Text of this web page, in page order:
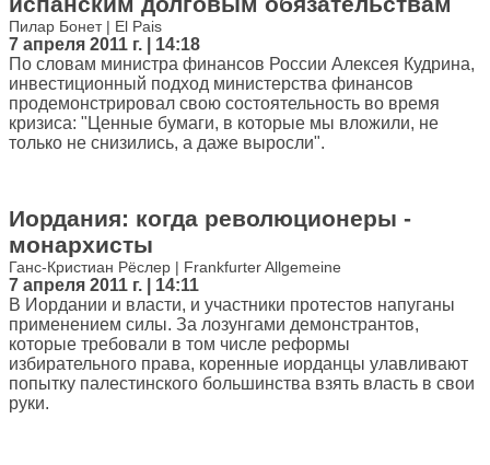
Пилар Бонет | El Pais
7 апреля 2011 г. | 14:18
По словам министра финансов России Алексея Кудрина,
инвестиционный подход министерства финансов
продемонстрировал свою состоятельность во время
кризиса: "Ценные бумаги, в которые мы вложили, не
только не снизились, а даже выросли".
Иордания: когда революционеры -
монархисты
Ганс-Кристиан Рёслер | Frankfurter Allgemeine
7 апреля 2011 г. | 14:11
В Иордании и власти, и участники протестов напуганы
применением силы. За лозунгами демонстрантов,
которые требовали в том числе реформы
избирательного права, коренные иорданцы улавливают
попытку палестинского большинства взять власть в свои
руки.